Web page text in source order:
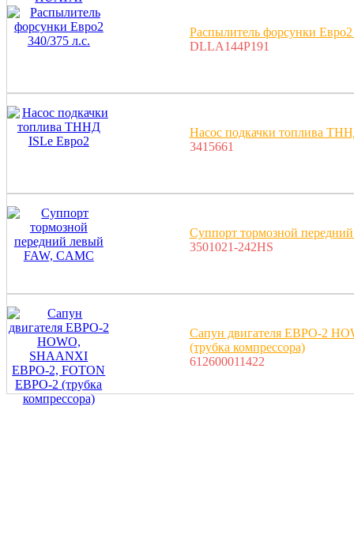
Распылитель форсунки Евро2
DLLA144P191
Насос подкачки топлива
3415661
Суппорт тормозной
3501021-242HS
Сапун двигателя ЕВРО-2
(трубка компрессора)
612600011422